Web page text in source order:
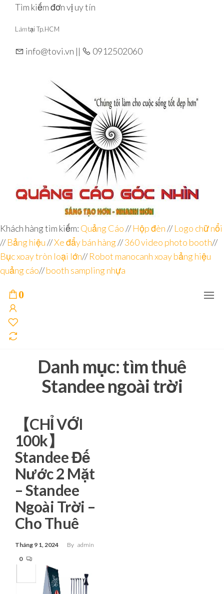
Skip
content
Tìm kiếm đơn vị uy tín
L àmtại Tp.HCM
info@tovi.vn || 0912502060
Đơn vị
chuyên
sâu – 8
năm
kinh
nghiệm
Góc
Nhìn
Agency –
nhà sản
xuất
POSM,
Quầy
Sampling,
Booth
trưng
bày, tủ
trưng
bày… tại
Tp.Hồ
Khách hàng tìm kiếm: Quảng Cáo//Hộp đèn//Logo chữ nổi
//Bảng hiệu//Xe đẩy bán hàng//360 video photo booth//
Bục xoay tròn loại lớn//Robot manocanh xoay bảng hiệu
quảng cáo//booth sampling nhựa
0
Danh mục:tìm thuê
Standee ngoài trời
【CHỈ VỚI
100k】
Standee Đế
Nước 2 Mặt
– Standee
Ngoài Trời –
Cho Thuê
Tháng 9 1, 2024 By admin
0